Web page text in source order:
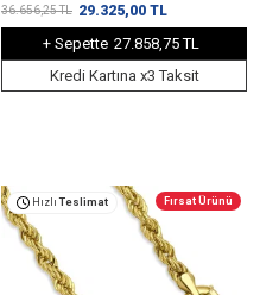
36.656,25TL 29.325,00 TL
+ Sepette 27.858,75 TL
Kredi Kartına x3 Taksit
Hızlı Teslimat Fırsat Ürünü